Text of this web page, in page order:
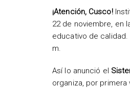
¡Atención, Cusco!
22 de noviembre, en
educativo de calidad.
m.
Así lo anunció el
organiza, por